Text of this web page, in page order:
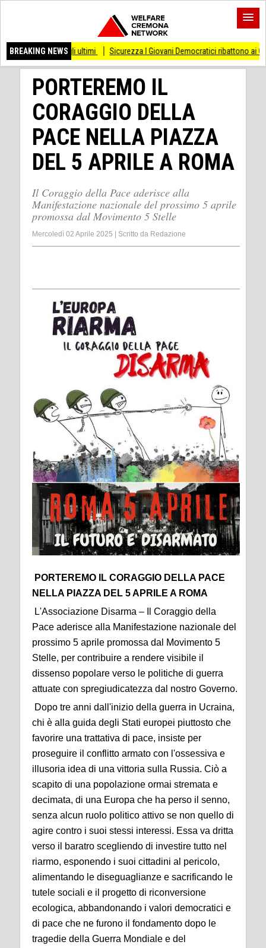
BREAKING NEWS
degli ultimi Sicurezza I Giovani Democratici ribattono ai Giovani di
PORTEREMO IL
CORAGGIO DELLA
PACE NELLA PIAZZA
DEL 5 APRILE A ROMA
Il Coraggio della Pace aderisce alla
Manifestazione nazionale del prossimo 5 aprile
promossa dal Movimento 5 Stelle
Mercoledì 02 Aprile 2025 Scritto da Redazione
PORTEREMO IL CORAGGIO DELLA PACE
NELLA PIAZZA DEL 5 APRILE A ROMA
L'Associazione Disarma – Il Coraggio della
Pace aderisce alla Manifestazione nazionale del
prossimo 5 aprile promossa dal Movimento 5
Stelle, per contribuire a rendere visibile il
dissenso popolare verso le politiche di guerra
attuate con spregiudicatezza dal nostro Governo.
Dopo tre anni dall'inizio della guerra in Ucraina,
chi è alla guida degli Stati europei piuttosto che
favorire una trattativa di pace, insiste per
proseguire il conflitto armato con l'ossessiva e
illusoria idea di una vittoria sulla Russia. Ciò a
scapito di una popolazione ormai stremata e
decimata, di una Europa che ha perso il senno,
senza alcun ruolo politico attivo se non quello di
agire contro i suoi stessi interessi. Essa va dritta
verso il baratro scegliendo di investire tutto nel
riarmo, esponendo i suoi cittadini al pericolo,
alimentando le diseguaglianze e sacrificando le
tutele sociali e il progetto di riconversione
ecologica, abbandonando i valori democratici e
di pace che ne furono il fondamento dopo le
tragedie della Guerra Mondiale e del